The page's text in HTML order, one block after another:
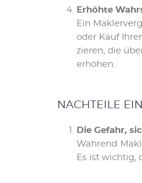
Er­höh­te
Ein
oder Kauf
zie­ren, die
er­hö­hen.
NACH­TEI­LE
Die Ge­fahr,
Wäh­rend
Es ist wich­tig,